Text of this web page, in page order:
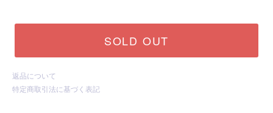
SOLD OUT
返品について
特定商取引法に基づく表記